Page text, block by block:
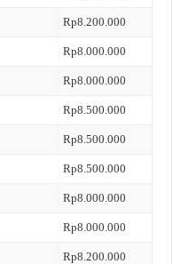
Rp8.200.000
Rp8.000.000
Rp8.000.000
Rp8.500.000
Rp8.500.000
Rp8.500.000
Rp8.000.000
Rp8.000.000
Rp8.200.000